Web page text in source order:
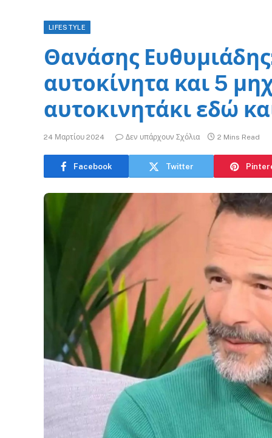
LIFESTYLE
Θανάσης
αυτοκίνητα και 5
αυτοκινητάκι εδώ
24 Μαρτίου 2024 Δεν υπάρχουν Σχόλια 2 Mins Read
Facebook Twitter